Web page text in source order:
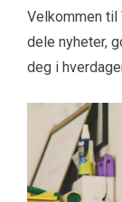
Velkommen til
dele nyheter,
deg i